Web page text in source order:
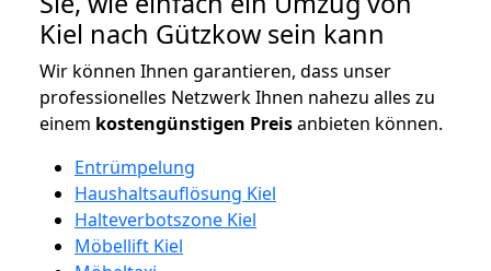
Kiel nach Gützkow sein kann
Wir können Ihnen garantieren, dass unser
professionelles Netzwerk Ihnen nahezu alles zu
einem kostengünstigen Preisanbieten können.
Entrümpelung
Haushaltsauflösung Kiel
Halteverbotszone Kiel
Möbellift Kiel